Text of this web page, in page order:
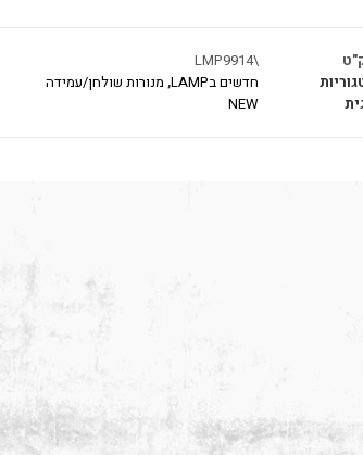
\LMP9914
חדשים בLAMP , מנורות שולחן/עמידה
NEW